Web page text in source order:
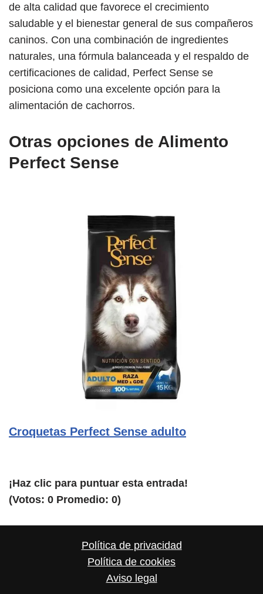
de alta calidad que favorece el crecimiento
saludable y el bienestar general de sus compañeros
caninos. Con una combinación de ingredientes
naturales, una fórmula balanceada y el respaldo de
certificaciones de calidad, Perfect Sense se
posiciona como una excelente opción para la
alimentación de cachorros.
Otras opciones de Alimento
Perfect Sense
Croquetas Perfect Sense adulto
¡Haz clic para puntuar esta entrada!
(Votos: 0 Promedio: 0)
Política de privacidad
Política de cookies
Aviso legal